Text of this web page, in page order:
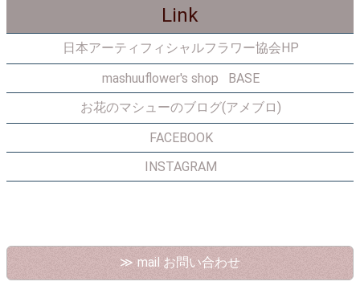
Link
日本アーティフィシャルフラワー協会HP
mashuuflower's shop BASE
お花のマシューのブログ(アメブロ)
FACEBOOK
INSTAGRAM
mail お問い合わせ